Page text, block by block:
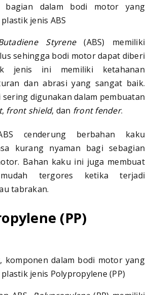
bagian dalam bodi motor yang
jenis ABS
Styrene(ABS) memiliki
sehingga bodi motor dapat diberi
jenis ini memiliki ketahanan
dan abrasi yang sangat baik.
sering digunakan dalam pembuatan
, front shield, dan front fender.
cenderung berbahan kaku
kurang nyaman bagi sebagian
Bahan kaku ini juga membuat
tergores ketika terjadi
tabrakan.
(PP)
komponen dalam bodi motor yang
jenis Polypropylene (PP)